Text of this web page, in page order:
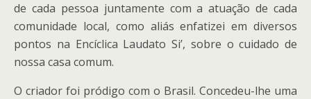
de cada pessoa juntamente com a atuação de cada
comunidade local, como aliás enfatizei em diversos
pontos na Encíclica Laudato Si’, sobre o cuidado de
nossa casa comum.
O criador foi pródigo com o Brasil. Concedeu-lhe uma